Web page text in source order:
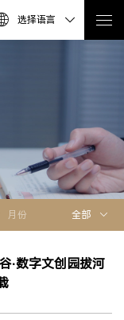
选择语言
月份 全部
·数字文创园拔河